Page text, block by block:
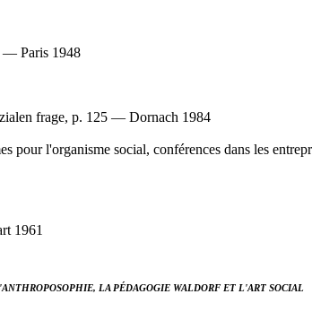
— Paris 1948
frage, p. 125 — Dornach 1984
pour l'organisme social, conférences dans les
1961
LA PÉDAGOGIE WALDORF ET L'ART SOCIAL